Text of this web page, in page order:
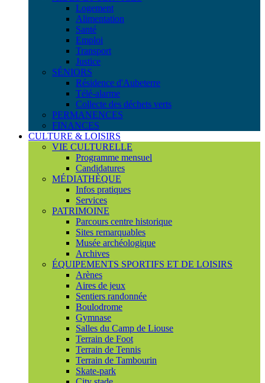
Logement
Alimentation
Santé
Emploi
Transport
Justice
SÉNIORS
Résidence d'Aubeterre
Télé-alarme
Collecte des déchets verts
PERMANENCES
FINANCES
CULTURE & LOISIRS
VIE CULTURELLE
Programme mensuel
Candidatures
MÉDIATHÈQUE
Infos pratiques
Services
PATRIMOINE
Parcours centre historique
Sites remarquables
Musée archéologique
Archives
ÉQUIPEMENTS SPORTIFS ET DE LOISIRS
Arènes
Aires de jeux
Sentiers randonnée
Boulodrome
Gymnase
Salles du Camp de Liouse
Terrain de Foot
Terrain de Tennis
Terrain de Tambourin
Skate-park